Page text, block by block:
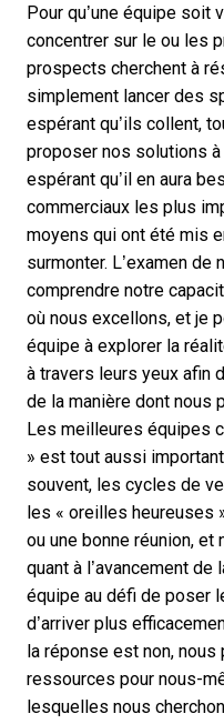
Pour qu’une équipe soit
concentrer sur le ou les
prospects cherchent à
simplement lancer des
espérant qu’ils collent,
proposer nos solutions
espérant qu’il en aura
commerciaux les plus
moyens qui ont été mis
surmonter. L’examen
comprendre notre
où nous excellons, et je
équipe à explorer la
à travers leurs yeux afin
de la manière dont nous
Les meilleures équipes
» est tout aussi
souvent, les cycles de
les « oreilles heureuses
ou une bonne réunion,
quant à l’avancement
équipe au défi de poser
d’arriver plus
la réponse est non,
ressources pour nous-
lesquelles nous